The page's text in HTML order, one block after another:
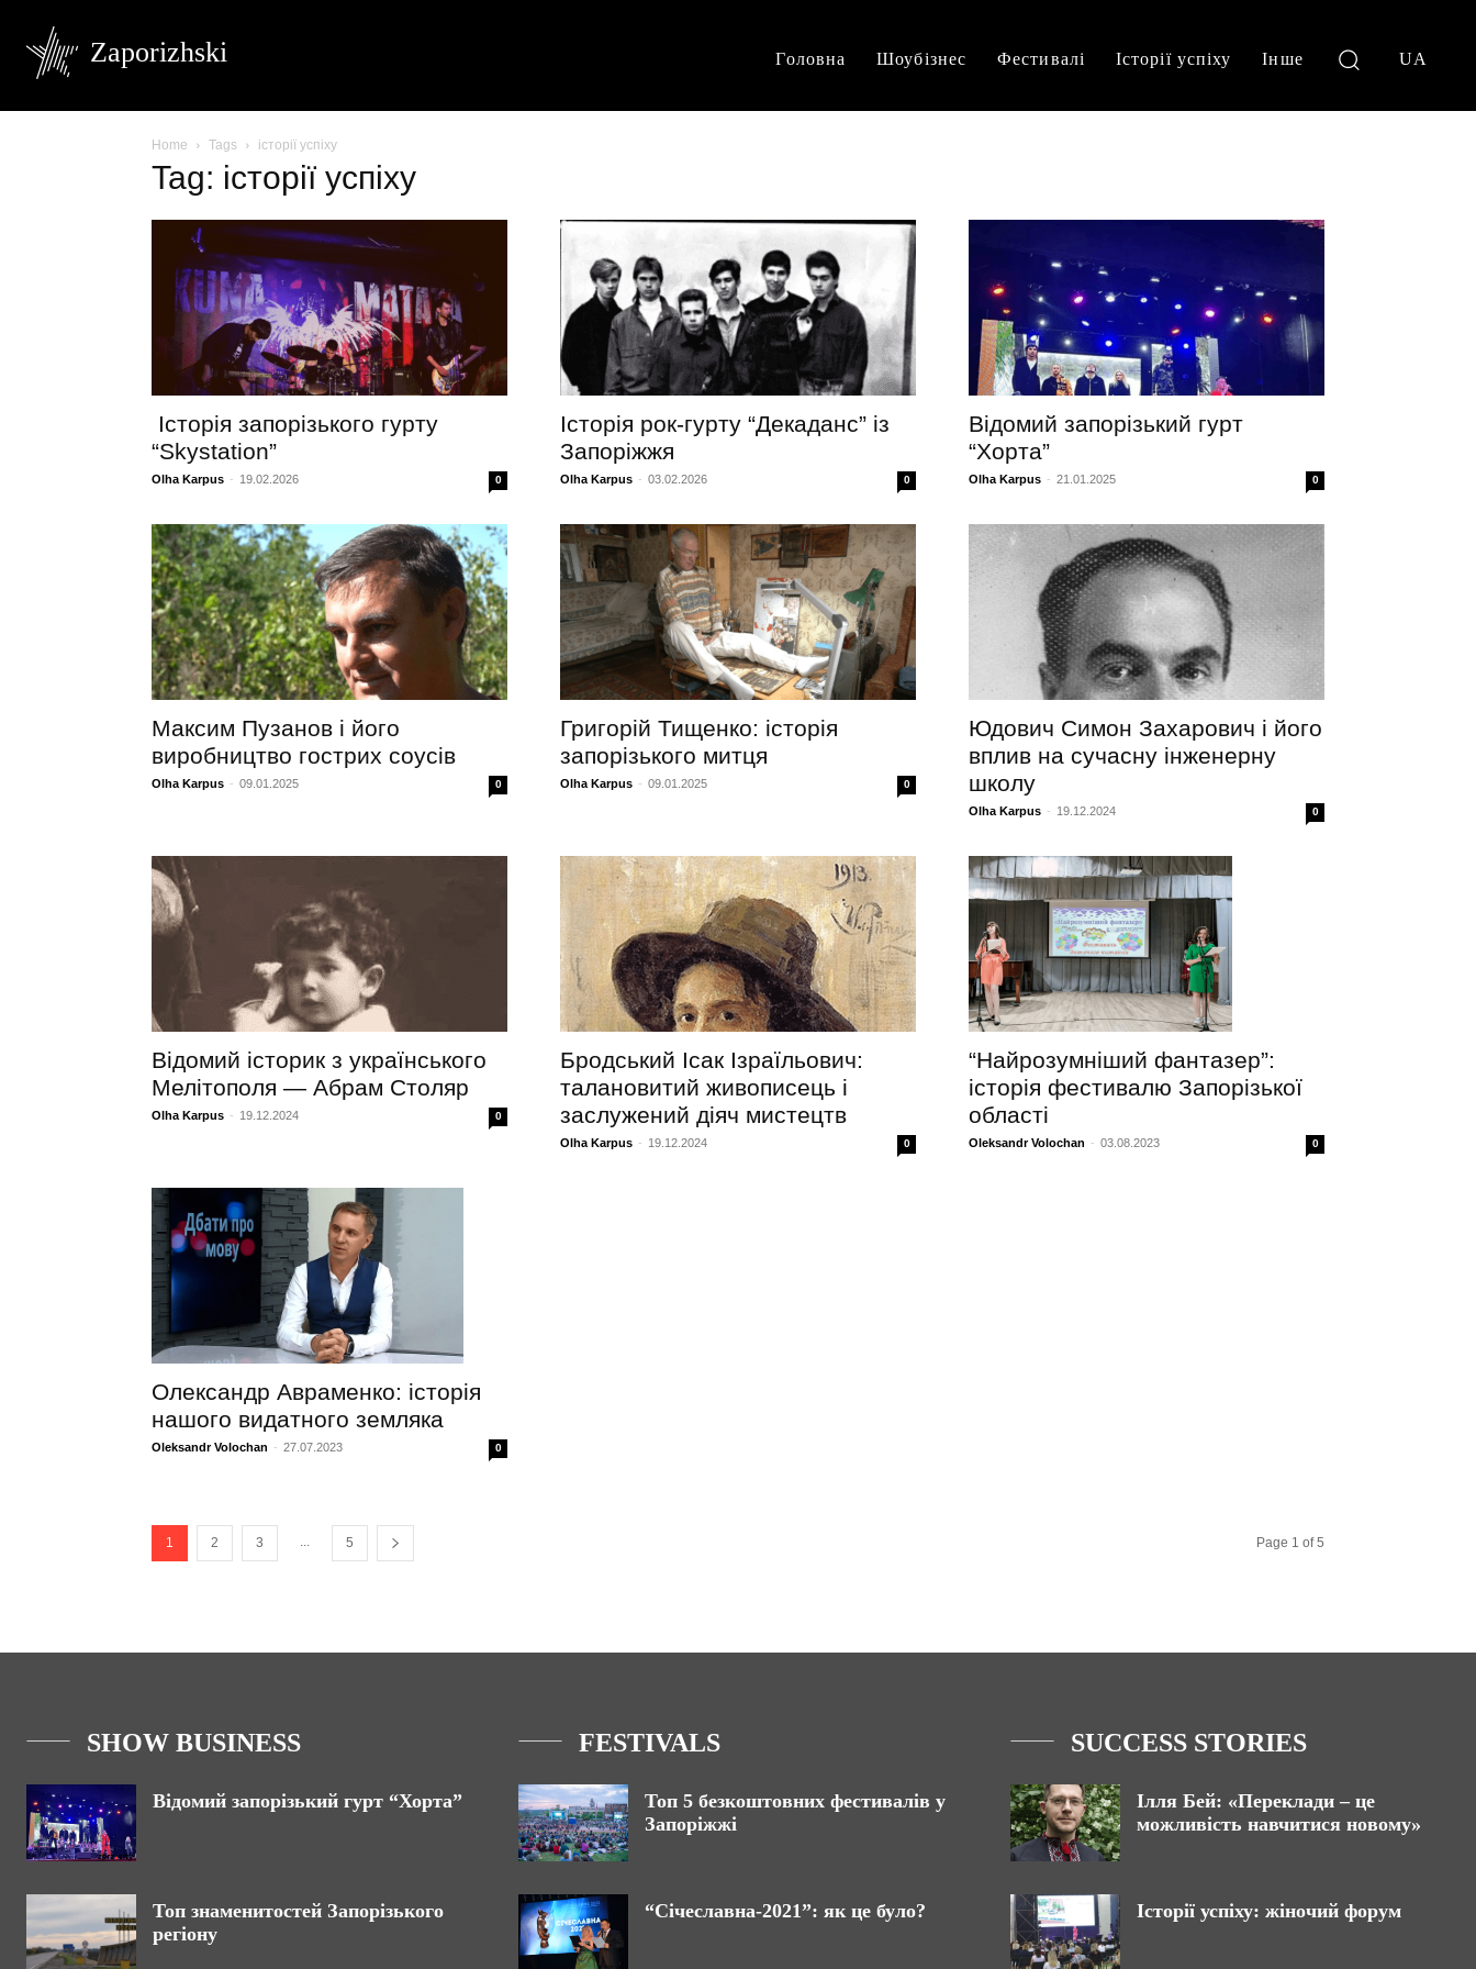
Zaporizhski Головна Шоубізнес Фестивалі Історії успіху Інше UA
Home Tags історії успіху
Tag: історії успіху
Історія запорізького гурту
“Skystation”
Olha Karpus - 19.02.2026 0
Історія рок-гурту “Декаданс” із
Запоріжжя
Olha Karpus - 03.02.2026 0
Відомий запорізький гурт
“Хорта”
Olha Karpus - 21.01.2025 0
Максим Пузанов і його
виробництво гострих соусів
Olha Karpus - 09.01.2025 0
Григорій Тищенко: історія
запорізького митця
Olha Karpus - 09.01.2025 0
Юдович Симон Захарович і його
вплив на сучасну інженерну
школу
Olha Karpus - 19.12.2024 0
Відомий історик з українського
Мелітополя — Абрам Столяр
Olha Karpus - 19.12.2024 0
Бродський Ісак Ізраїльович:
талановитий живописець і
заслужений діяч мистецтв
Olha Karpus - 19.12.2024 0
“Найрозумніший фантазер”:
історія фестивалю Запорізької
області
Oleksandr Volochan - 03.08.2023 0
Олександр Авраменко: історія
нашого видатного земляка
Oleksandr Volochan - 27.07.2023 0
1 2 3 5 Page 1 of 5
SHOW BUSINESS
Відомий запорізький гурт “Хорта”
Топ знаменитостей Запорізького
регіону
FESTIVALS
Топ 5 безкоштовних фестивалів у
Запоріжжі
“Січеславна-2021”: як це було?
SUCCESS STORIES
Ілля Бей: «Переклади – це
можливість навчитися новому»
Історії успіху: жіночий форум